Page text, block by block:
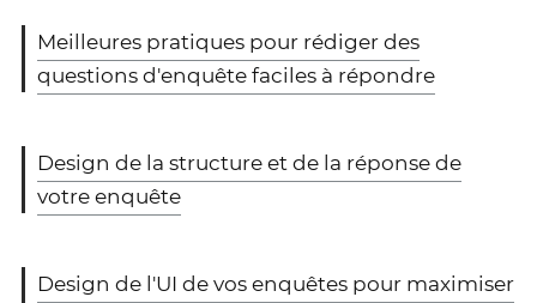
Meilleures pratiques pour rédiger des
questions d'enquête faciles à répondre
Design de la structure et de la réponse de
votre enquête
Design de l'UI de vos enquêtes pour maximiser